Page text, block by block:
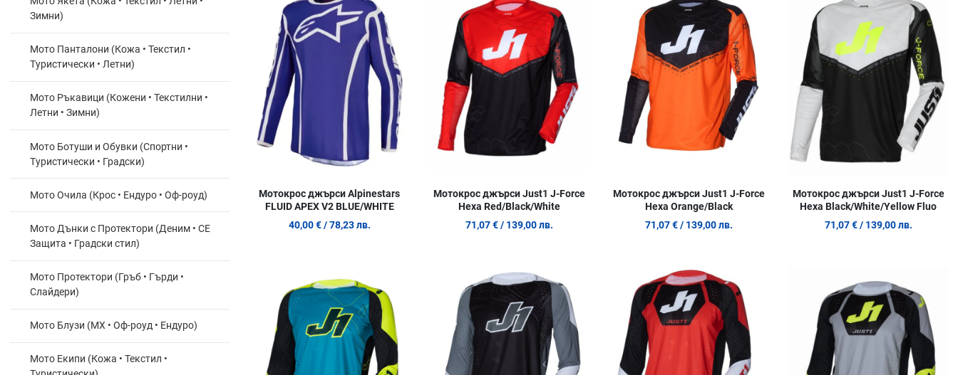
Зимни)
Мото Панталони (Кожа • Текстил •
Туристически • Летни)
Мото Ръкавици (Кожени • Текстилни •
Летни • Зимни)
Мото Ботуши и Обувки (Спортни •
Туристически • Градски)
Мото Очила (Крос • Ендуро • Оф-роуд)
Мото Дънки с Протектори (Деним • СЕ
Защита • Градски стил)
Мото Протектори (Гръб • Гърди •
Слайдери)
Мото Блузи (MX • Оф-роуд • Ендуро)
Мото Екипи (Кожа • Текстил •
Сравни продукт
Quick View
Мотокрос джърси Alpinestars
FLUID APEX V2 BLUE/WHITE
40,00 € / 78,23 лв.
Сравни продукт
Quick View
Мотокрос джърси Just1 J-Force
Hexa Red/Black/White
71,07 € / 139,00 лв.
Сравни продукт
Quick View
Мотокрос джърси Just1 J-Force
Hexa Orange/Black
71,07 € / 139,00 лв.
Мотокрос джърси Just1 J-Force
Hexa Black/White/Yellow Fluo
71,07 € / 139,00 лв.
Сравни продукт
Quick View
Добави в любими
Сравни продукт
Quick View
Сравни продукт
Quick View